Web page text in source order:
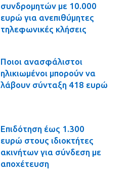
συνδρομητών με 10.000
ευρώ για ανεπιθύμητες
τηλεφωνικές κλήσεις
Ποιοι ανασφάλιστοι
ηλικιωμένοι μπορούν να
λάβουν σύνταξη 418 ευρώ
Επιδότηση έως 1.300
ευρώ στους ιδιοκτήτες
ακινήτων για σύνδεση με
αποχέτευση